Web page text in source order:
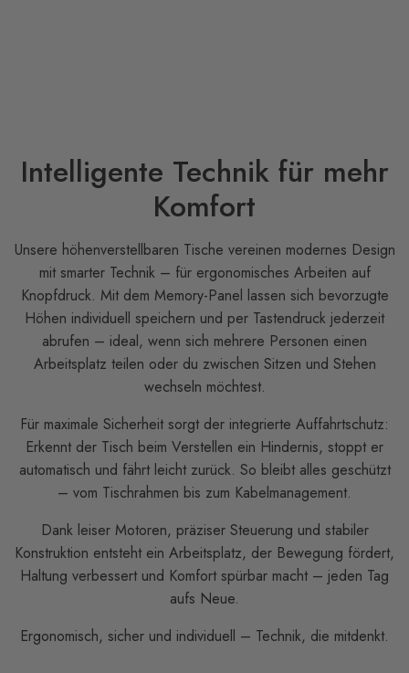
Intelligente Technik für mehr
Komfort
Unsere höhenverstellbaren Tische vereinen modernes Design
mit smarter Technik – für ergonomisches Arbeiten auf
Knopfdruck. Mit dem Memory-Panel lassen sich bevorzugte
Höhen individuell speichern und per Tastendruck jederzeit
abrufen – ideal, wenn sich mehrere Personen einen
Arbeitsplatz teilen oder du zwischen Sitzen und Stehen
wechseln möchtest.
Für maximale Sicherheit sorgt der integrierte Auffahrtschutz:
Erkennt der Tisch beim Verstellen ein Hindernis, stoppt er
automatisch und fährt leicht zurück. So bleibt alles geschützt
– vom Tischrahmen bis zum Kabelmanagement.
Dank leiser Motoren, präziser Steuerung und stabiler
Konstruktion entsteht ein Arbeitsplatz, der Bewegung fördert,
Haltung verbessert und Komfort spürbar macht – jeden Tag
aufs Neue.
Ergonomisch, sicher und individuell – Technik, die mitdenkt.